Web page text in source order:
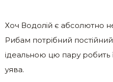
Хоч Водолій є абсолютно
Рибам потрібний
ідеальною цю пару робить
уява.